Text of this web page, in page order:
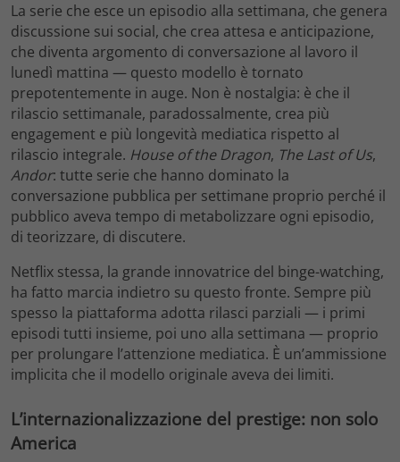
La serie che esce un episodio alla settimana, che genera
discussione sui social, che crea attesa e anticipazione,
che diventa argomento di conversazione al lavoro il
lunedì mattina — questo modello è tornato
prepotentemente in auge. Non è nostalgia: è che il
rilascio settimanale, paradossalmente, crea più
engagement e più longevità mediatica rispetto al
rilascio integrale. House of the Dragon, The Last of Us,
Andor: tutte serie che hanno dominato la
conversazione pubblica per settimane proprio perché il
pubblico aveva tempo di metabolizzare ogni episodio,
di teorizzare, di discutere.
Netflix stessa, la grande innovatrice del binge-watching,
ha fatto marcia indietro su questo fronte. Sempre più
spesso la piattaforma adotta rilasci parziali — i primi
episodi tutti insieme, poi uno alla settimana — proprio
per prolungare l’attenzione mediatica. È un’ammissione
implicita che il modello originale aveva dei limiti.
L’internazionalizzazione del prestige: non solo
America